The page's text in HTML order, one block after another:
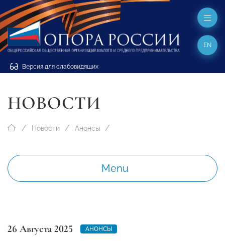
Версия для слабовидящих
EN
НОВОСТИ
Новости Анонсы
Menu
26 Августа 2025 АНОНСЫ